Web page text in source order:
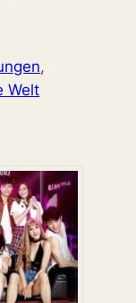
,
Welt